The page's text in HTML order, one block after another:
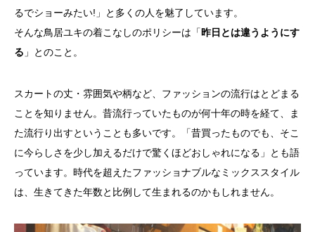
るでショーみたい!」と多くの人を魅了しています。
そんな鳥居ユキの着こなしのポリシーは「昨日とは違うようにす
る 」とのこと。
スカートの丈・雰囲気や柄など、ファッションの流行はとどまる
ことを知りません。昔流行っていたものが何十年の時を経て、ま
た流行り出すということも多いです。「昔買ったものでも、そこ
に今らしさを少し加えるだけで驚くほどおしゃれになる」とも語
っています。時代を超えたファッショナブルなミックススタイル
は、生きてきた年数と比例して生まれるのかもしれません。